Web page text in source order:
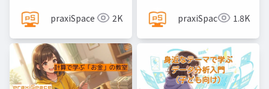
praxiSpace 2K praxiSpace 1.8K